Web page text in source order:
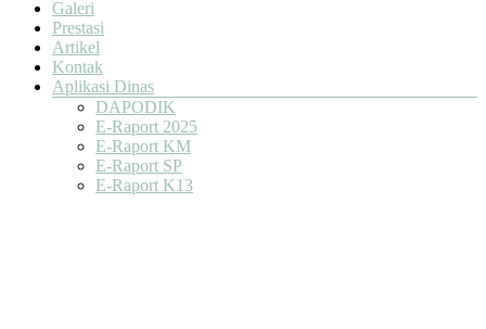
Galeri
Prestasi
Artikel
Kontak
Aplikasi Dinas
DAPODIK
E-Raport 2025
E-Raport KM
E-Raport SP
E-Raport K13